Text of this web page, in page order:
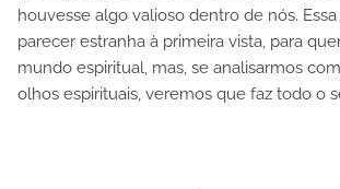
houvesse algo valioso dentro de nós.
parecer estranha à primeira vista, para
mundo espiritual, mas, se analisarmos
olhos espirituais, veremos que faz todo o